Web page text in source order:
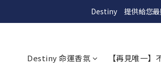
Destiny　提供給您
Destiny 命運香氛 【再見唯一